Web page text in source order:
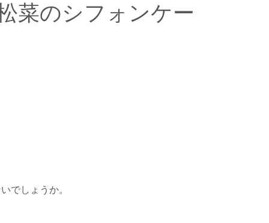
菜のシフォンケー
でしょうか。